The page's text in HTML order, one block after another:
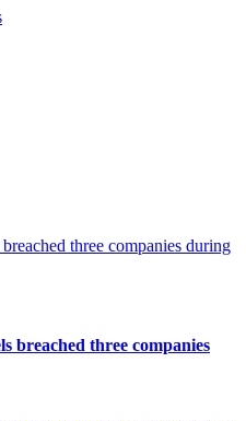
three companies during
breached three companies